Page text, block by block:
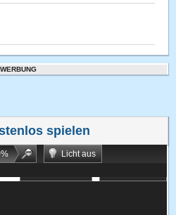
WERBUNG
spielen
%
Licht aus